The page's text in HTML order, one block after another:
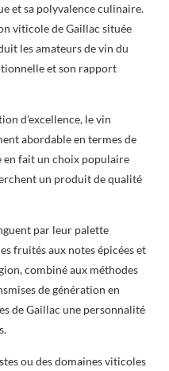
et sa polyvalence culinaire.
viticole de Gaillac située
les amateurs de vin du
et son rapport
d’excellence, le vin
abordable en termes de
en fait un choix populaire
un produit de qualité
par leur palette
fruités aux notes épicées et
combiné aux méthodes
de génération en
de Gaillac une personnalité
ou des domaines viticoles